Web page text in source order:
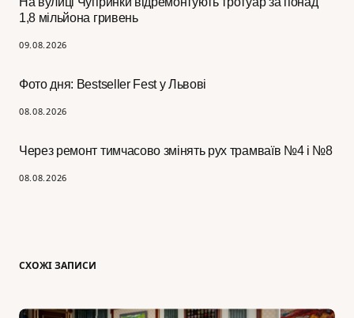
1,8 мільйона гривень
09.08.2026
Фото дня: Bestseller Fest у Львові
08.08.2026
Через ремонт тимчасово змінять рух трамваїв №4 і №8
08.08.2026
СХОЖІ ЗАПИСИ